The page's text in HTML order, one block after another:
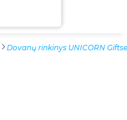
Dovanų rinkinys UNICORN